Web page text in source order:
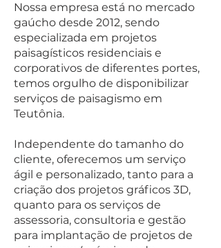
Nossa empresa está no mercado
gaúcho desde 2012, sendo
especializada em projetos
paisagísticos residenciais e
corporativos de diferentes portes,
temos orgulho de disponibilizar
serviços de paisagismo em
Teutônia.
Independente do tamanho do
cliente, oferecemos um serviço
ágil e personalizado, tanto para a
criação dos projetos gráficos 3D,
quanto para os serviços de
assessoria, consultoria e gestão
para implantação de projetos de